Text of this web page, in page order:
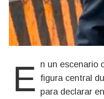
En un escenario cargado de emociones y tensiones, Leopoldo Luque, el neurocirujano que fue una figura central
para declarar